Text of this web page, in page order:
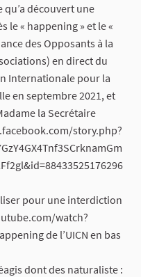
qu’a découvert une
le « happening » et le «
des Opposants à la
en direct du
Internationale pour la
en septembre 2021, et
la Secrétaire
story.php?
pour une interdiction
watch?
de l’UICN en bas
dont des naturaliste :